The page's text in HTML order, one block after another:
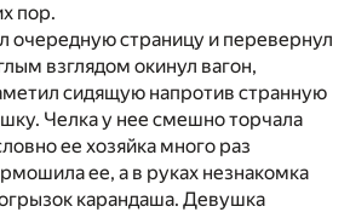
пор.
очередную страницу и перевернул
взглядом окинул вагон,
сидящую напротив странную
Челка у нее смешно торчала
ее хозяйка много раз
ее, а в руках незнакомка
карандаша. Девушка